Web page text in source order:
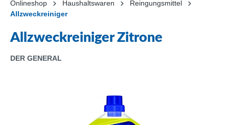
Onlineshop Haushaltswaren
Reingungsmittel
Allzweckreiniger
Allzweckreiniger Zitrone
DER GENERAL